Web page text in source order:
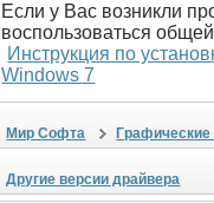
Если у Вас возникли
воспользоваться
Инструкция по
Windows 7
Мир Софта Графические
Другие версии драйвера